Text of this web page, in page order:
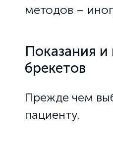
методов –
Показания и
брекетов
Прежде чем
пациенту.